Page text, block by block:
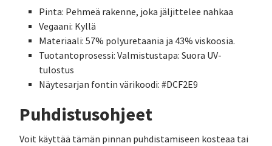
Pinta: Pehmeä rakenne, joka jäljittelee nahkaa
Vegaani: Kyllä
Materiaali: 57% polyuretaania ja 43% viskoosia.
Tuotantoprosessi: Valmistustapa: Suora UV-
tulostus
Näytesarjan fontin värikoodi: #DCF2E9
Puhdistusohjeet
Voit käyttää tämän pinnan puhdistamiseen kosteaa tai